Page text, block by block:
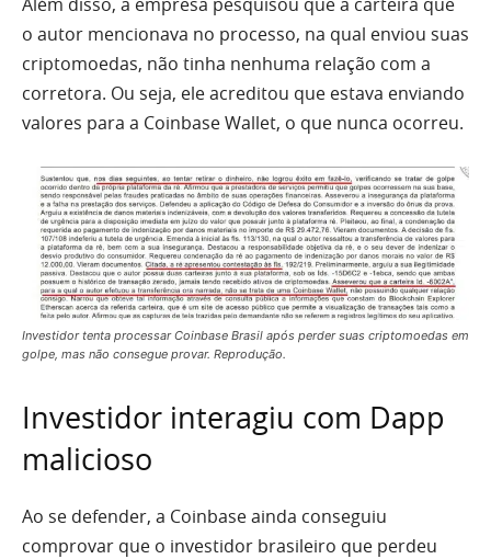
o autor mencionava no processo, na qual enviou suas
criptomoedas, não tinha nenhuma relação com a
corretora. Ou seja, ele acreditou que estava enviando
valores para a Coinbase Wallet, o que nunca ocorreu.
Investidor tenta processar Coinbase Brasil após perder suas criptomoedas em
golpe, mas não consegue provar. Reprodução.
Investidor interagiu com Dapp
malicioso
Ao se defender, a Coinbase ainda conseguiu
comprovar que o investidor brasileiro que perdeu